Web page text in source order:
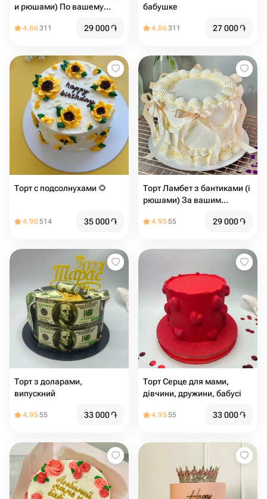
и рюшами) По вашему
надпись
4.86311 29 000֏
бабушке
4.86311 27 000֏
Торт с подсолнухами 🌻
4.90514 35 000֏
Торт Ламбет з бантиками (і
рюшами) За вашим
напис
4.9555 29 000֏
Торт з доларами,
випускний
4.9555 33 000֏
Торт Серце для мами,
дівчини, дружини, бабусі
4.9555 33 000֏